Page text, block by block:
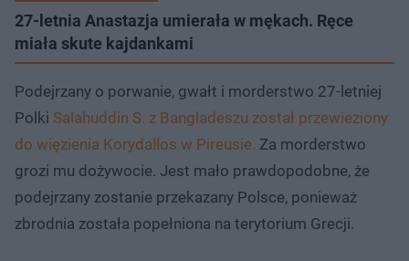
27-letnia Anastazja umierała w mękach. Ręce
miała skute kajdankami
Podejrzany o porwanie, gwałt i morderstwo 27-letniej
Polki Salahuddin S. z Bangladeszu został przewieziony
do więzienia Korydallos w Pireusie. Za morderstwo
grozi mu dożywocie. Jest mało prawdopodobne, że
podejrzany zostanie przekazany Polsce, ponieważ
zbrodnia została popełniona na terytorium Grecji.